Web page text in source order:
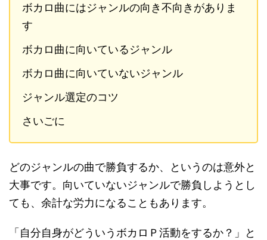
ボカロ曲にはジャンルの向き不向きがありま
す
ボカロ曲に向いているジャンル
ボカロ曲に向いていないジャンル
ジャンル選定のコツ
さいごに
どのジャンルの曲で勝負するか、というのは意外と
大事です。向いていないジャンルで勝負しようとし
ても、余計な労力になることもあります。
「自分自身がどういうボカロＰ活動をするか？」と